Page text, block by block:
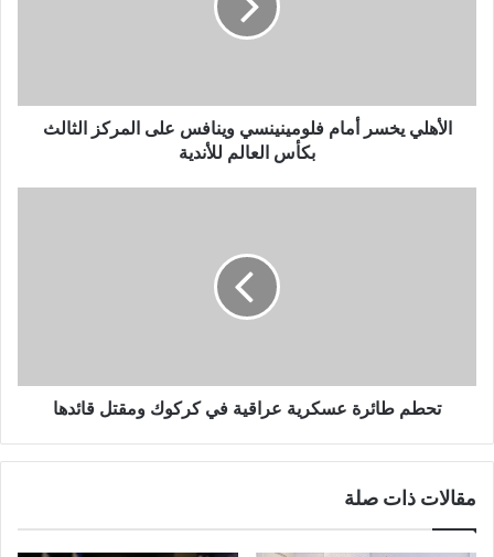
الأهلي يخسر أمام فلومينينسي وينافس على المركز الثالث
بكأس العالم للأندية
تحطم طائرة عسكرية عراقية في كركوك ومقتل قائدها
مقالات ذات صلة